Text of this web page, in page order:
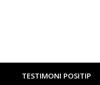
TESTIMONI POSITIP